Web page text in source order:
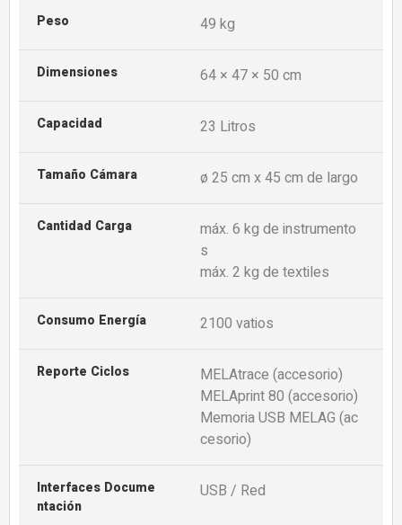
Peso 49 kg
Dimensiones 64 × 47 × 50 cm
Capacidad 23 Litros
Tamaño Cámara ø 25 cm x 45 cm de largo
Cantidad Carga
máx. 6 kg de instrumento
s
máx. 2 kg de textiles
Consumo Energía 2100 vatios
Reporte Ciclos
MELAtrace (accesorio)
MELAprint 80 (accesorio)
Memoria USB MELAG (ac
cesorio)
Interfaces Docume
Ntación
USB / Red